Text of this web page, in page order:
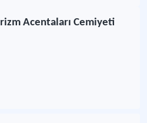
Acentaları Cemiyeti